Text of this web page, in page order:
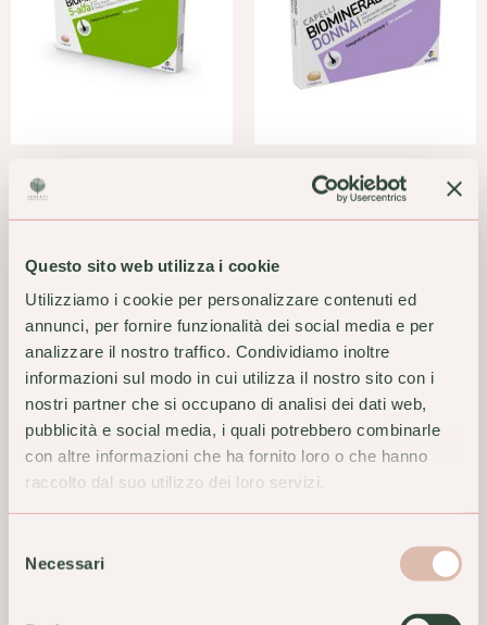
Questo sito web utilizza i cookie
Utilizziamo i cookie per personalizzare contenuti ed
annunci, per fornire funzionalità dei social media e per
analizzare il nostro traffico. Condividiamo inoltre
informazioni sul modo in cui utilizza il nostro sito con i
nostri partner che si occupano di analisi dei dati web,
pubblicità e social media, i quali potrebbero combinarle
con altre informazioni che ha fornito loro o che hanno
raccolto dal suo utilizzo dei loro servizi.
delNecessari
Integratore Alimentare Zinco
ACQUISTA
Integratore Alimentare 30
ACQUISTA